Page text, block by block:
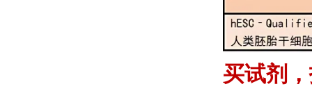
买试剂